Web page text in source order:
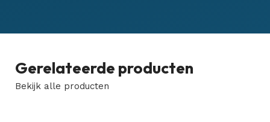
Gerelateerde producten
Bekijk alle producten